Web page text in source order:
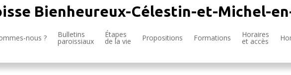
Bienheureux-Célestin-et-Michel-
nous ? Bulletins
paroissiaux
Étapes
de la vie Propositions Formations Horaires
et accès